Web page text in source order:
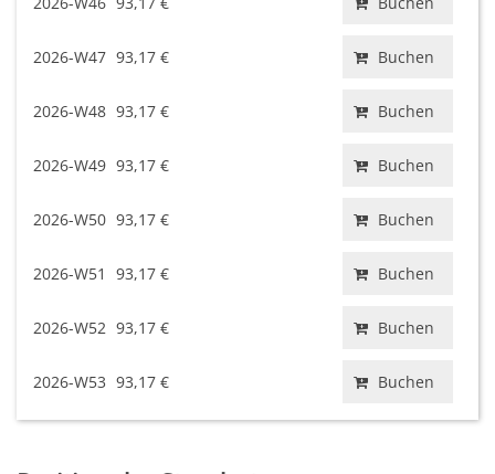
2026-W47 93,17 € Buchen
2026-W48 93,17 € Buchen
2026-W49 93,17 € Buchen
2026-W50 93,17 € Buchen
2026-W51 93,17 € Buchen
2026-W52 93,17 € Buchen
2026-W53 93,17 € Buchen